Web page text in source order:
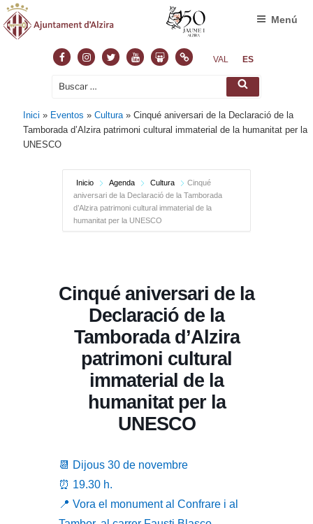
FacebookInstagram
TwitterYoutubeSlideshare
NormasVAL ES
Buscar
Buscar
Menú
Inici » Eventos »Cultura »Cinqué aniversari de la Declaració de la
Tamborada d’Alzira patrimoni cultural immaterial de la humanitat per la
UNESCO
Inicio Agenda Cultura
Cinqué
aniversari de la Declaració de la Tamborada
d’Alzira patrimoni cultural immaterial de la
humanitat per la UNESCO
Cinqué aniversari de la
Declaració de la
Tamborada d’Alzira
patrimoni cultural
immaterial de la
humanitat per la
UNESCO
📆 Dijous 30 de novembre
⏰ 19.30 h.
📍 Vora el monument al Confrare i al